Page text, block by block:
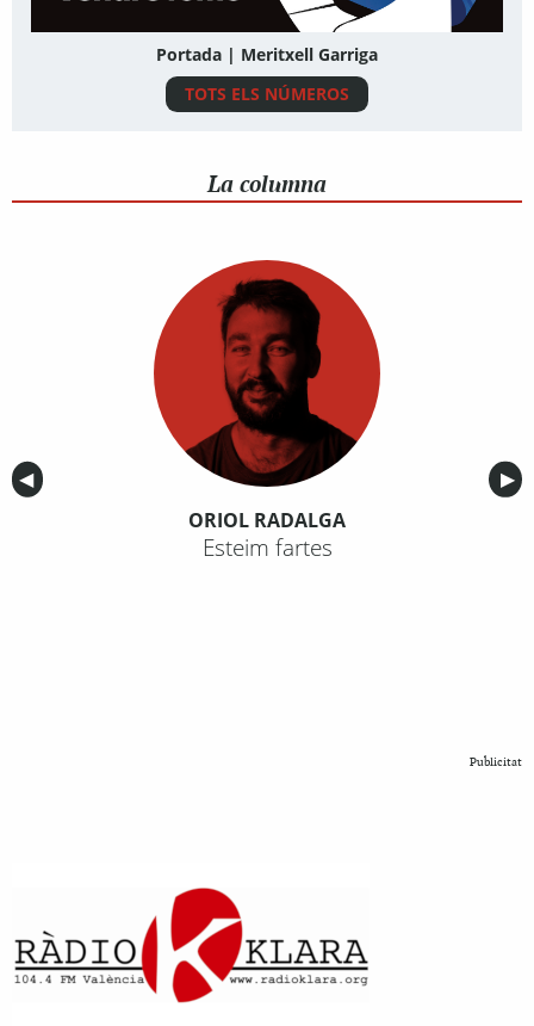
Portada | Meritxell Garriga
TOTS ELS NÚMEROS
La columna
Anterior
◀︎ ▶︎
ORIOL RADALGA
Esteim fartes
Publicitat